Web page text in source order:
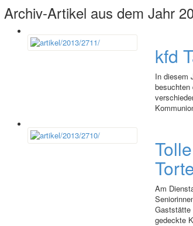
Archiv-Artikel aus dem Jahr
kfd
In diesem
besuchten
Am
Gaststätte
gedeckte